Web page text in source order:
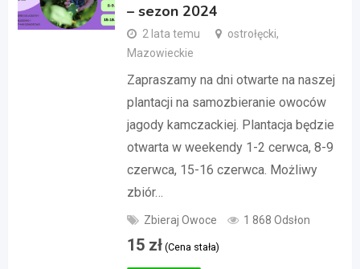
– sezon 2024
2 lata temu
ostrołęcki,
Mazowieckie
Zapraszamy na dni otwarte na naszej
plantacji na samozbieranie owoców
jagody kamczackiej. Plantacja będzie
otwarta w weekendy 1-2 cerwca, 8-9
czerwca, 15-16 czerwca. Możliwy
zbiór…
Zbieraj Owoce 1 868 Odsłon
15 zł (Cena stała)